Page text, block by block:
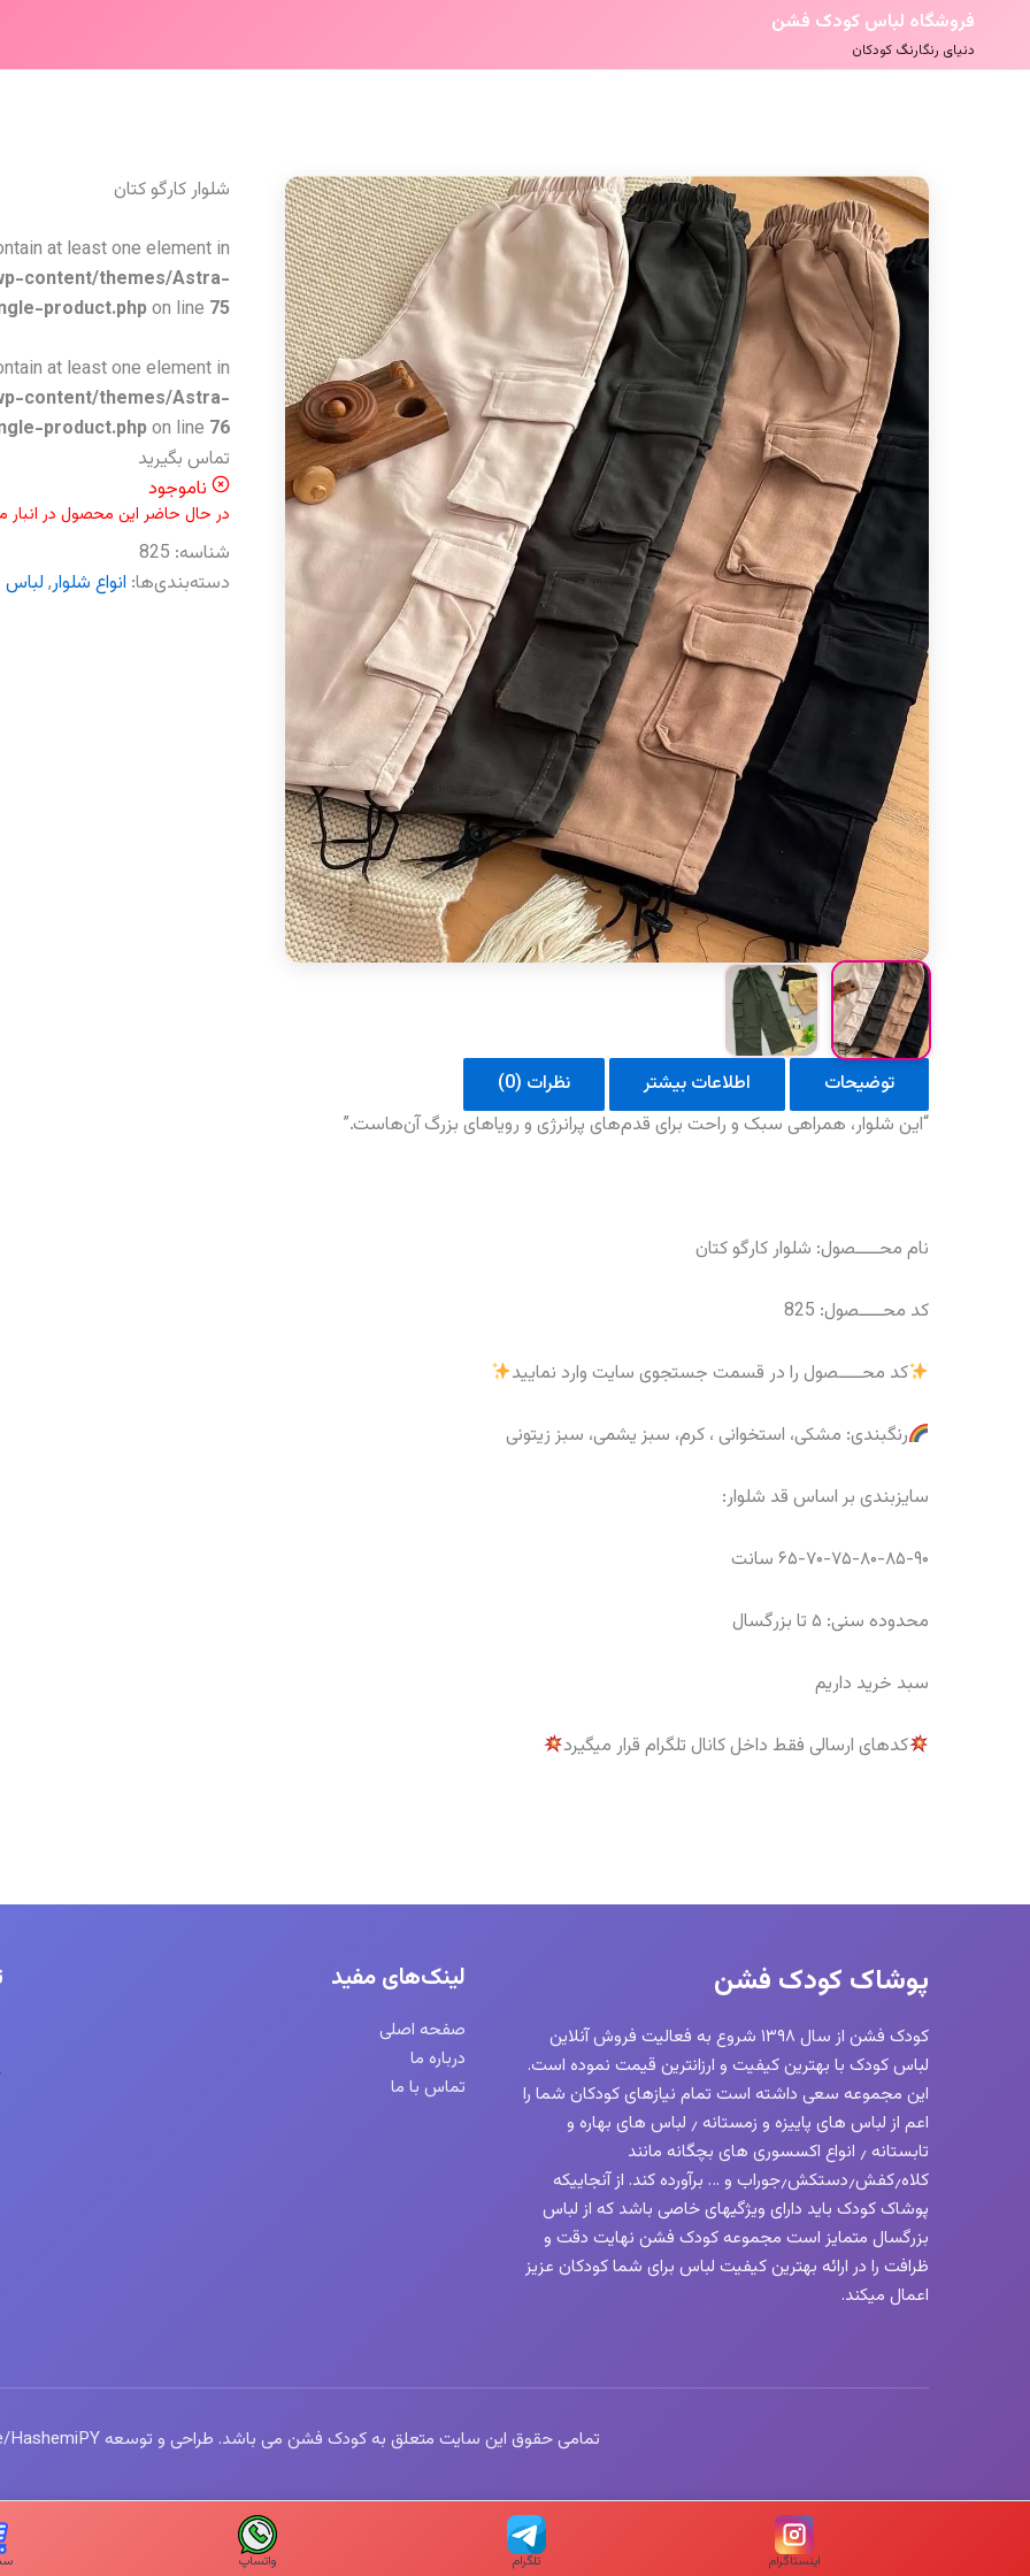
فروشگاه لباس کودک فشن
دنیای رنگارنگ کودکان
شلوار کارگو کتان
at least one element in
content/themes/Astra-
product.phpon line 75
at least one element in
content/themes/Astra-
product.phpon line 76
تماس بگیرید
ناموجود
در حال حاضر این محصول در
شناسه: 825
دسته‌بندی‌ها: انواع شلوار, لباس
توضیحات اطلاعات بیشتر
نظرات (0)
“این شلوار، همراهی سبک و راحت برای قدم‌های پرانرژی و رویاهای بزرگ آن‌هاست.”
نام محــــصول: شلوار کارگو کتان
کد محــــصول: 825
کد محــــصول را در قسمت جستجوی سایت وارد نمایید
رنگبندی: مشکی، استخوانی ، کرم، سبز یشمی، سبز زیتونی
سایزبندی بر اساس قد شلوار:
۶۵-۷۰-۷۵-۸۰-۸۵-۹۰ سانت
محدوده سنی: ۵ تا بزرگسال
سبد خرید داریم
کدهای ارسالی فقط داخل کانال تلگرام قرار میگیرد
پوشاک کودک فشن
کودک فشن از سال ۱۳۹۸ شروع به فعالیت فروش آنلاین
لباس کودک با بهترین کیفیت و ارزانترین قیمت نموده است.
این مجموعه سعی داشته است تمام نیازهای کودکان شما را
اعم از لباس های پاییزه و زمستانه ٫ لباس های بهاره و
تابستانه ٫ انواع اکسسوری های بچگانه مانند
کلاه٫کفش٫دستکش٫جوراب و … برآورده کند. از آنجاییکه
پوشاک کودک باید دارای ویژگیهای خاصی باشد که از لباس
بزرگسال متمایز است مجموعه کودک فشن نهایت دقت و
ظرافت را در ارائه بهترین کیفیت لباس برای شما کودکان عزیز
اعمال میکند.
لینک‌های مفید
صفحه اصلی
درباره ما
تماس با ما
تمامی حقوق این سایت متعلق به کودک فشن می باشد. طراحی و توسعه https://t.me/HashemiPY
اینستاگرام تلگرام واتساپ